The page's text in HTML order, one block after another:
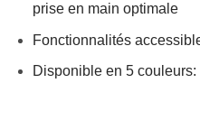
prise en main optimale
Fonctionnalités
Disponible en 5